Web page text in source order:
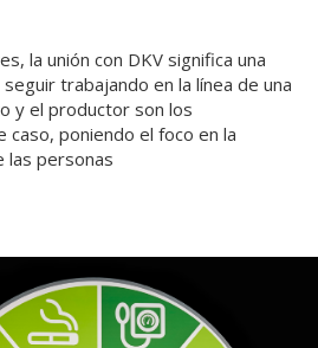
la unión con DKV significa una
trabajando en la línea de una
y el productor son los
poniendo el foco en la
las personas